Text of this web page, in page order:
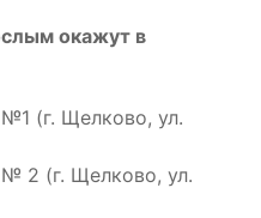
окажут в
(г. Щелково, ул.
2 (г. Щелково, ул.